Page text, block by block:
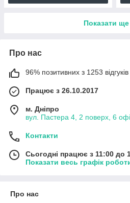
Показати ще
Про нас
96% позитивних з 1253 відгуків
Працює з 26.10.2017
м. Дніпро
вул. Пастера 4, 2 поверх, 6
Контакти
Сьогодні працює з 11:00 до
Показати весь графік
Про нас